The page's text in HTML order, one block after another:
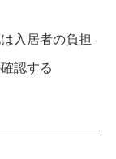
入居者の負担
認する